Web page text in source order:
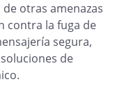
otras amenazas
contra la fuga de
segura,
de